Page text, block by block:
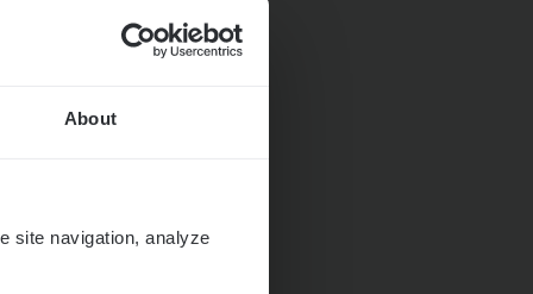
About
site navigation, analyze